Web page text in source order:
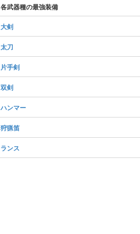
各武器種の最強装備
大剣
太刀
片手剣
双剣
ハンマー
狩猟笛
ランス